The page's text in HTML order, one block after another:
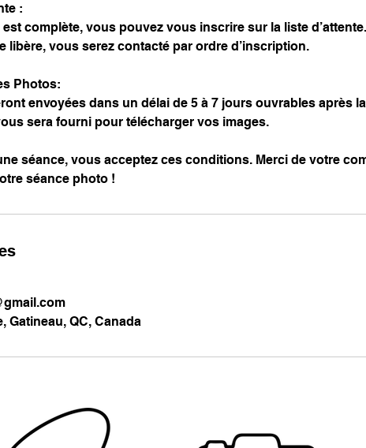
:
complète, vous pouvez vous inscrire sur la liste d’attente.
libère, vous serez contacté par ordre d’inscription.
Photos:
envoyées dans un délai de 5 à 7 jours ouvrables après
sera fourni pour télécharger vos images.
séance, vous acceptez ces conditions. Merci de votre
séance photo !
Gatineau, QC, Canada